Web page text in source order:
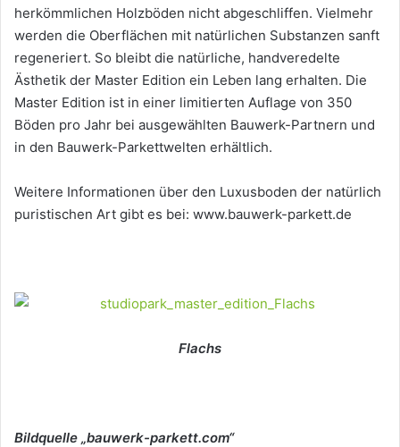
herkömmlichen Holzböden nicht abgeschliffen. Vielmehr
werden die Oberflächen mit natürlichen Substanzen sanft
regeneriert. So bleibt die natürliche, handveredelte
Ästhetik der Master Edition ein Leben lang erhalten. Die
Master Edition ist in einer limitierten Auflage von 350
Böden pro Jahr bei ausgewählten Bauwerk-Partnern und
in den Bauwerk-Parkettwelten erhältlich.
Weitere Informationen über den Luxusboden der natürlich
puristischen Art gibt es bei: www.bauwerk-parkett.de
Flachs
Bildquelle „bauwerk-parkett.com“